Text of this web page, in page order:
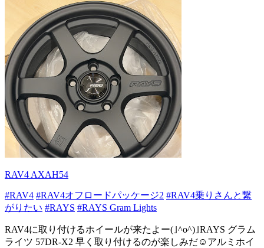
RAV4 AXAH54
#RAV4 #RAV4オフロードパッケージ2 #RAV4乗りさんと繋
がりたい #RAYS #RAYS Gram Lights
RAV4に取り付けるホイールが来たよー(｣^o^)｣RAYS グラム
ライツ 57DR-X2 早く取り付けるのが楽しみだ☺️アルミホイ